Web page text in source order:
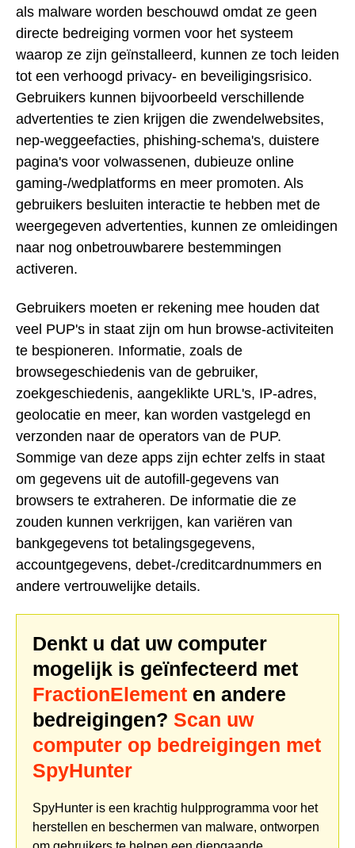
als malware worden beschouwd omdat ze geen
directe bedreiging vormen voor het systeem
waarop ze zijn geïnstalleerd, kunnen ze toch leiden
tot een verhoogd privacy- en beveiligingsrisico.
Gebruikers kunnen bijvoorbeeld verschillende
advertenties te zien krijgen die zwendelwebsites,
nep-weggeefacties, phishing-schema's, duistere
pagina's voor volwassenen, dubieuze online
gaming-/wedplatforms en meer promoten. Als
gebruikers besluiten interactie te hebben met de
weergegeven advertenties, kunnen ze omleidingen
naar nog onbetrouwbarere bestemmingen
activeren.
Gebruikers moeten er rekening mee houden dat
veel PUP's in staat zijn om hun browse-activiteiten
te bespioneren. Informatie, zoals de
browsegeschiedenis van de gebruiker,
zoekgeschiedenis, aangeklikte URL's, IP-adres,
geolocatie en meer, kan worden vastgelegd en
verzonden naar de operators van de PUP.
Sommige van deze apps zijn echter zelfs in staat
om gegevens uit de autofill-gegevens van
browsers te extraheren. De informatie die ze
zouden kunnen verkrijgen, kan variëren van
bankgegevens tot betalingsgegevens,
accountgegevens, debet-/creditcardnummers en
andere vertrouwelijke details.
Denkt u dat uw computer
mogelijk is geïnfecteerd met
FractionElement en andere
bedreigingen? Scan uw
computer op bedreigingen met
SpyHunter
SpyHunter is een krachtig hulpprogramma voor het
herstellen en beschermen van malware, ontworpen